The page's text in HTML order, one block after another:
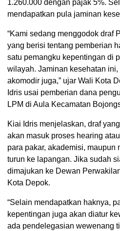
1.260.000 dengan pajak 5%.
mendapatkan pula jaminan
“Kami sedang menggodok draf
yang berisi tentang pemberian
satu pemangku kepentingan di
wilayah. Jaminan kesehatan
akomodir juga,” ujar Wali Kota
Idris usai pemberian dana
LPM di Aula Kecamatan
Kiai Idris menjelaskan, draf
akan masuk proses hearing
para pakar, akademisi, maupun
turun ke lapangan. Jika sudah
dimajukan ke Dewan
Kota Depok.
“Selain mendapatkan haknya,
kepentingan juga akan diatur
ada pendelegasian wewenang